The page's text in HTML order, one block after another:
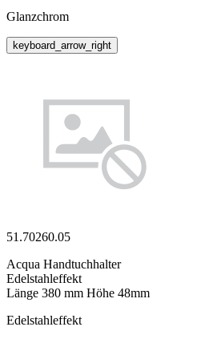
Glanzchrom
keyboard_arrow_right
51.70260.05
Acqua Handtuchhalter
Edelstahleffekt
Länge 380 mm Höhe 48mm
Edelstahleffekt